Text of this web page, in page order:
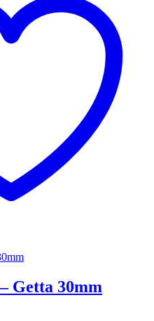
Getta 30mm